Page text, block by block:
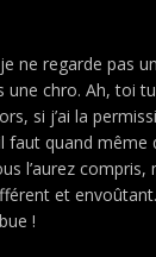
ne regarde pas
une chro. Ah, toi
si j’ai la
faut quand même
l’aurez
et
!